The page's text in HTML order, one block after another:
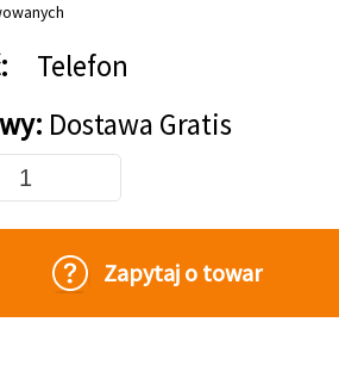
Telefon
Dostawa Gratis
Zapytaj o towar